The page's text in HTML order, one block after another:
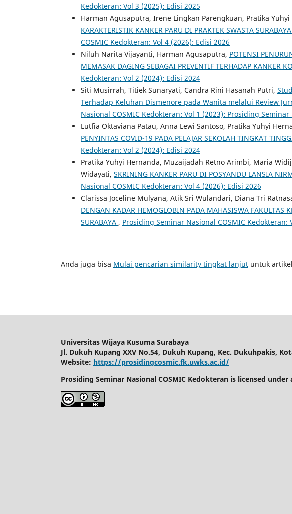
Kedokteran: Vol 3 (2025): Edisi 2025
Harman Agusaputra, Irene Lingkan Parengkuan, Pratika
KARAKTERISTIK KANKER PARU DI PRAKTEK SWASTA
COSMIC Kedokteran: Vol 4 (2026): Edisi 2026
Niluh Narita Vijayanti, Harman Agusaputra, POTENSI
MEMASAK DAGING SEBAGAI PREVENTIF TERHADAP KANKER
Kedokteran: Vol 2 (2024): Edisi 2024
Siti Musirrah, Titiek Sunaryati, Candra Rini Hasanah Putri,
Terhadap Keluhan Dismenore pada Wanita melalui Review
Nasional COSMIC Kedokteran: Vol 1 (2023): Prosiding
Lutfia Oktaviana Patau, Anna Lewi Santoso, Pratika Yuhyi
PENYINTAS COVID-19 PADA PELAJAR SEKOLAH TINGKAT
Kedokteran: Vol 2 (2024): Edisi 2024
Pratika Yuhyi Hernanda, Muzaijadah Retno Arimbi, Maria
Widayati, SKRINING KANKER PARU DI POSYANDU LANSIA
Nasional COSMIC Kedokteran: Vol 4 (2026): Edisi 2026
Clarissa Joceline Mulyana, Atik Sri Wulandari, Diana Tri
DENGAN KADAR HEMOGLOBIN PADA MAHASISWA FAKULTAS
SURABAYA , Prosiding Seminar Nasional COSMIC Kedokteran:
Anda juga bisa Mulai pencarian similarity tingkat lanjut untuk
Universitas Wijaya Kusuma Surabaya
Jl. Dukuh Kupang XXV No.54, Dukuh Kupang, Kec. Dukuhpakis,
Website: https://prosidingcosmic.fk.uwks.ac.id/
Prosiding Seminar Nasional COSMIC Kedokteran is licensed under